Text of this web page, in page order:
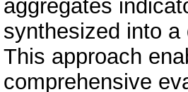
aggregates
synthesized into
This approach
comprehensive